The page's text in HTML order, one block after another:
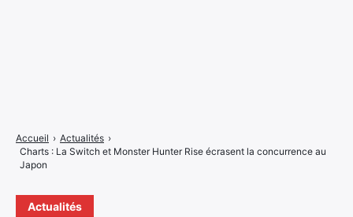
Actualités
Accueil › Actualités ›
Charts : La Switch et Monster Hunter Rise écrasent la concurrence au
Japon